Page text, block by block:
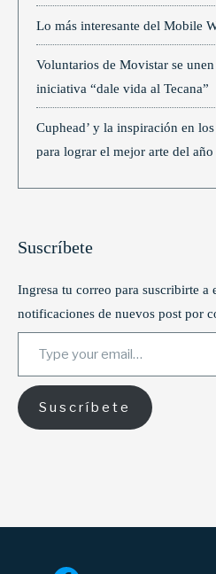
Lo más interesante del Mobile
Voluntarios de Movistar se
iniciativa “dale vida al Tecana”
Cuphead’ y la inspiración en
para lograr el mejor arte del
Suscríbete
Ingresa tu correo para suscribirte a
notificaciones de nuevos post por
Type your email…
Suscríbete